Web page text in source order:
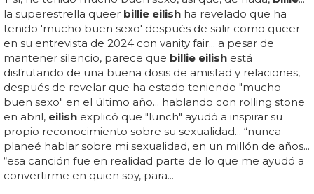
la superestrella queer billie eilish ha revelado que ha
tenido 'mucho buen sexo' después de salir como queer
en su entrevista de 2024 con vanity fair... a pesar de
mantener silencio, parece que billie eilish está
disfrutando de una buena dosis de amistad y relaciones,
después de revelar que ha estado teniendo "mucho
buen sexo" en el último año... hablando con rolling stone
en abril, eilish explicó que "lunch" ayudó a inspirar su
propio reconocimiento sobre su sexualidad... “nunca
planeé hablar sobre mi sexualidad, en un millón de años...
“esa canción fue en realidad parte de lo que me ayudó a
convertirme en quien soy, para...